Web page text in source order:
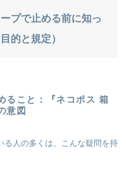
プで止める前に知っ
的と規定）
ること：『ネコポス 箱
意図
る人の多くは、こんな疑問を持